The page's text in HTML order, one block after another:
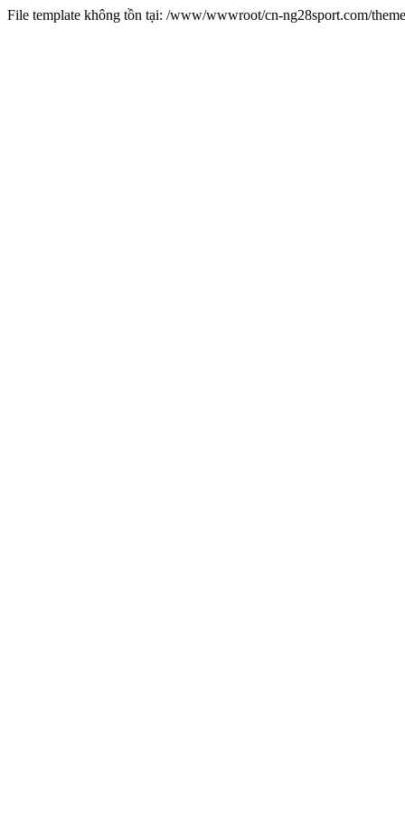
File template không tồn tại: /www/wwwroot/cn-ng28sport.com/